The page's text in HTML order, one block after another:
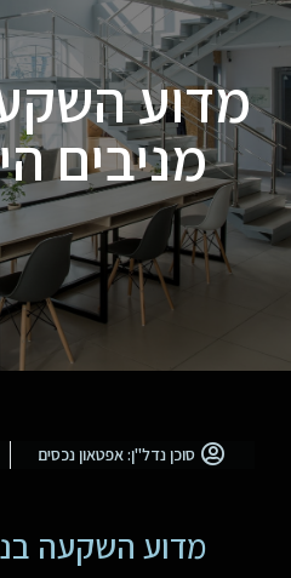
מדוע
מניבים
סוכן נדל"ן: אפטאון נכסים
מדוע השקעה